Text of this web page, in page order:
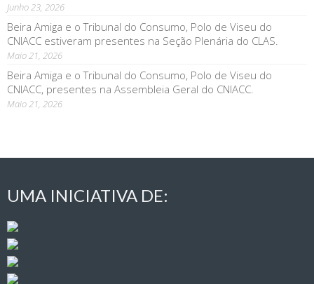
Junho 23, 2026
Beira Amiga e o Tribunal do Consumo, Polo de Viseu do
CNIACC estiveram presentes na Seção Plenária do CLAS.
Maio 21, 2026
Beira Amiga e o Tribunal do Consumo, Polo de Viseu do
CNIACC, presentes na Assembleia Geral do CNIACC.
Maio 21, 2026
UMA INICIATIVA DE: